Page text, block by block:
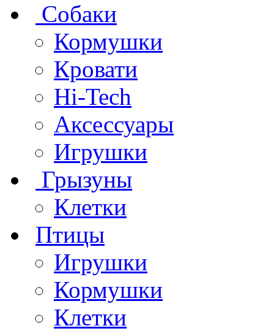
Собаки
Кормушки
Кровати
Hi-Tech
Аксессуары
Игрушки
Грызуны
Клетки
Птицы
Игрушки
Кормушки
Клетки